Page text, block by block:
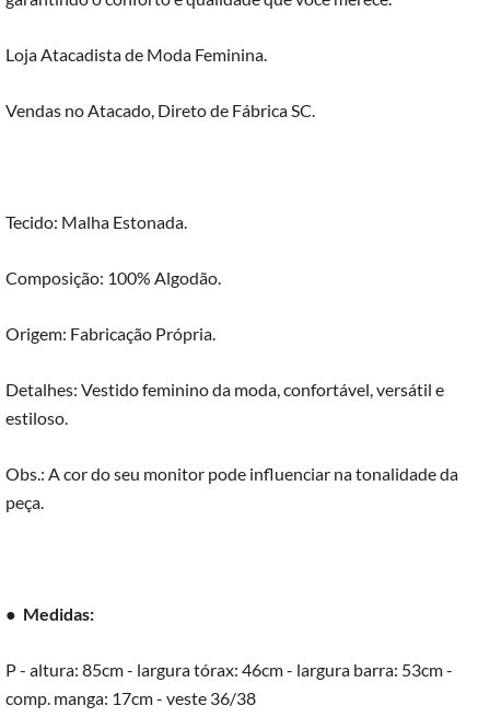
Loja Atacadista de Moda Feminina.
Vendas no Atacado, Direto de Fábrica SC.
Tecido: Malha Estonada.
Composição: 100% Algodão.
Origem: Fabricação Própria.
Detalhes: Vestido feminino da moda, confortável, versátil e
estiloso.
Obs.: A cor do seu monitor pode influenciar na tonalidade da
peça.
● Medidas:
P - altura: 85cm - largura tórax: 46cm - largura barra: 53cm -
comp. manga: 17cm - veste 36/38